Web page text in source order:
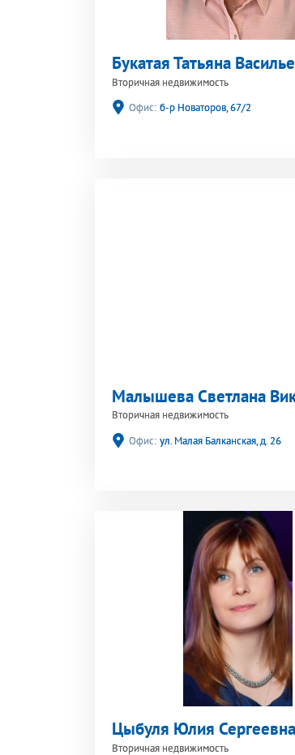
Букатая Татьяна
Вторичная недвижимость
Офис: б-р Новаторов, 67/2
Малышева Светлана
Вторичная недвижимость
Офис: ул. Малая Балканская, д. 26
Цыбуля Юлия Сергеевна
Вторичная недвижимость